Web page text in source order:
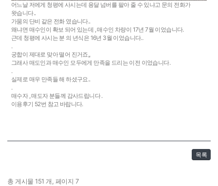
어느날 저에게 청평에 사시는데 용달 넘버를 팔아 줄 수 있냐고 문의 전화가
왓습니다..
가뭄의 단비 같은 전화 였습니다..
왜냐면 매수인이 확보 되어 있는데 , 매수인 차량이 17년 7월 이었습니다.
근데 청평에 사시는 분 의 년식은 16년 3월 이었습니다..
.
궁합이 제대로 맞아 떨어 진거죠,,
그래사 매도인과 매수인 모두에게 만족을 드리는 이전 이었습니다.
.
실제로 매우 만족들 해 하셨구요..
.
매수자 , 매도자 분들께 감사드립니다 .
이용후기 52번 참고 바랍니다.
목록
총 게시물 151 개, 페이지 7